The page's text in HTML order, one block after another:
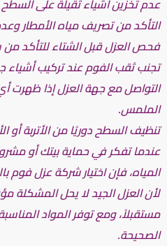
التأكد من تصريف مياه الأمطار
فحص العزل قبل الشتاء للتأكد من
تجنب ثقب الفوم عند تركيب
التواصل مع جهة العزل إذا ظهرت
الملمس.
تنظيف السطح دوريًا من الأتربة أو
عندما تفكر في حماية بيتك أو
المياه، فإن اختيار شركة عزل فوم
لأن العزل الجيد لا يحل المشكلة
مستقبلاً، ومع توفر المواد
الصحيحة.